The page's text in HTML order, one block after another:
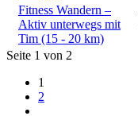
Fitness Wandern –
Aktiv unterwegs mit
Tim (15 - 20 km)
Seite 1 von 2
1
2